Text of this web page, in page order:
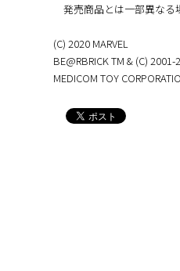
発売商品とは一部異なる
(C) 2020 MARVEL
BE@RBRICK TM & (C) 2001-
MEDICOM TOY